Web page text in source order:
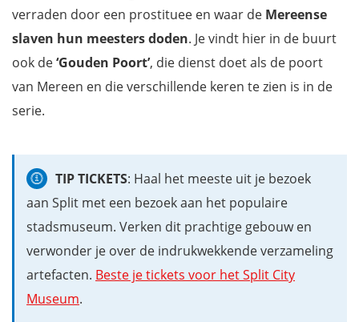
verraden door een prostituee en waar de Mereense
slaven hun meesters doden. Je vindt hier in de buurt
ook de‘Gouden Poort’, die dienst doet als de poort
van Mereen en die verschillende keren te zien is in de
serie.
TIP TICKETS: Haal het meeste uit je bezoek
aan Split met een bezoek aan het populaire
stadsmuseum. Verken dit prachtige gebouw en
verwonder je over de indrukwekkende verzameling
artefacten. Beste je tickets voor het Split City
Museum.